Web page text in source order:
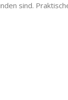
sind.